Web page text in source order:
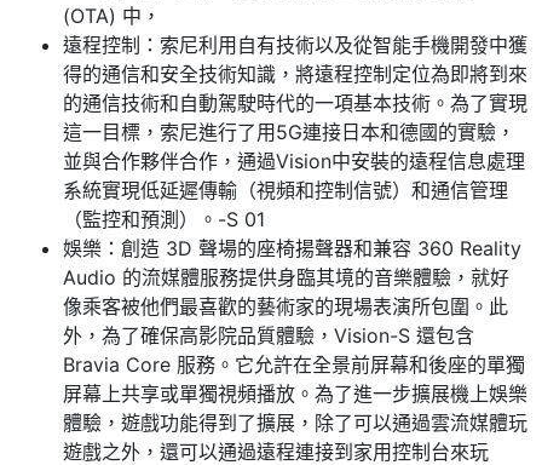
(OTA) 中，
遠程控制：索尼利用自有技術以及從智能手機開發中獲
得的通信和安全技術知識，將遠程控制定位為即將到來
的通信技術和自動駕駛時代的一項基本技術。為了實現
這一目標，索尼進行了用5G連接日本和德國的實驗，
並與合作夥伴合作，通過Vision中安裝的遠程信息處理
系統實現低延遲傳輸（視頻和控制信號）和通信管理
（監控和預測）。-S 01
娛樂：創造 3D 聲場的座椅揚聲器和兼容 360 Reality
Audio 的流媒體服務提供身臨其境的音樂體驗，就好
像乘客被他們最喜歡的藝術家的現場表演所包圍。此
外，為了確保高影院品質體驗，Vision-S 還包含
Bravia Core 服務。它允許在全景前屏幕和後座的單獨
屏幕上共享或單獨視頻播放。為了進一步擴展機上娛樂
體驗，遊戲功能得到了擴展，除了可以通過雲流媒體玩
遊戲之外，還可以通過遠程連接到家用控制台來玩